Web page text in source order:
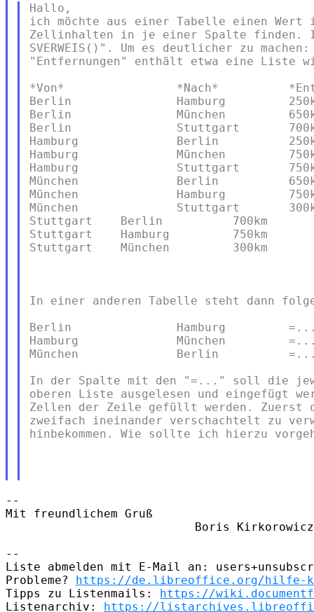
Hallo,
ich möchte aus einer Tabelle einen Wert
Zellinhalten in je einer Spalte finden.
SVERWEIS()". Um es deutlicher zu
"Entfernungen" enthält etwa eine Liste
*Von*                *Nach*
Berlin               Hamburg
Berlin               München
Berlin               Stuttgart
Hamburg              Berlin
Hamburg              München
Hamburg              Stuttgart
München              Berlin
München              Hamburg
München              Stuttgart
Stuttgart    Berlin          700km
Stuttgart    Hamburg         750km
Stuttgart    München         300km
In einer anderen Tabelle steht dann
Berlin               Hamburg
Hamburg              München
München              Berlin
In der Spalte mit den "=..." soll die
oberen Liste ausgelesen und eingefügt
Zellen der Zeile gefüllt werden. Zuerst
zweifach ineinander verschachtelt zu
hinbekommen. Wie sollte ich hierzu
--
Mit freundlichem Gruß
                           Boris Kirkorowicz
--
Liste abmelden mit E-Mail an:
Probleme? https://de.libreoffice.org/hilfe-
Tipps zu Listenmails: https://
Listenarchiv: https://